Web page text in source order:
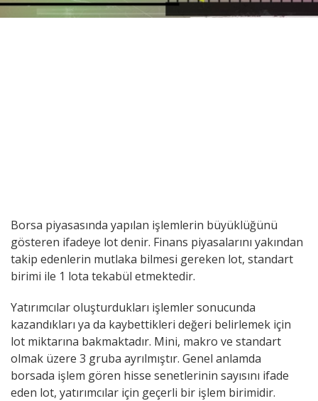
Borsa piyasasında yapılan işlemlerin büyüklüğünü
gösteren ifadeye lot denir. Finans piyasalarını yakından
takip edenlerin mutlaka bilmesi gereken lot, standart
birimi ile 1 lota tekabül etmektedir.
Yatırımcılar oluşturdukları işlemler sonucunda
kazandıkları ya da kaybettikleri değeri belirlemek için
lot miktarına bakmaktadır. Mini, makro ve standart
olmak üzere 3 gruba ayrılmıştır. Genel anlamda
borsada işlem gören hisse senetlerinin sayısını ifade
eden lot, yatırımcılar için geçerli bir işlem birimidir.